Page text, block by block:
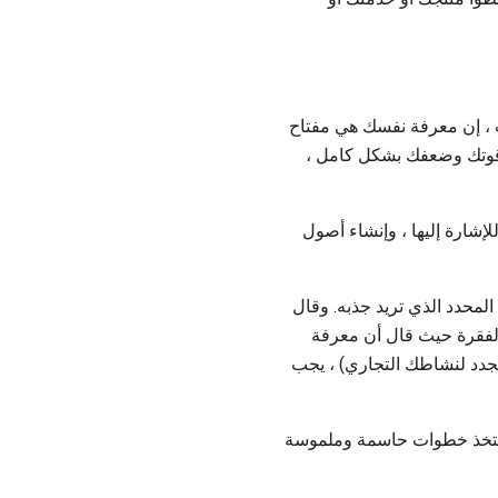
، إن معرفة نفسك هي مفتاح
قوتك وضعفك بشكل كامل ،
إليها ، وإنشاء أصول
الذي تريد جذبه. وقال
حيث قال أن معرفة
لنشاطك التجاري) ، يجب
خطوات حاسمة وملموسة